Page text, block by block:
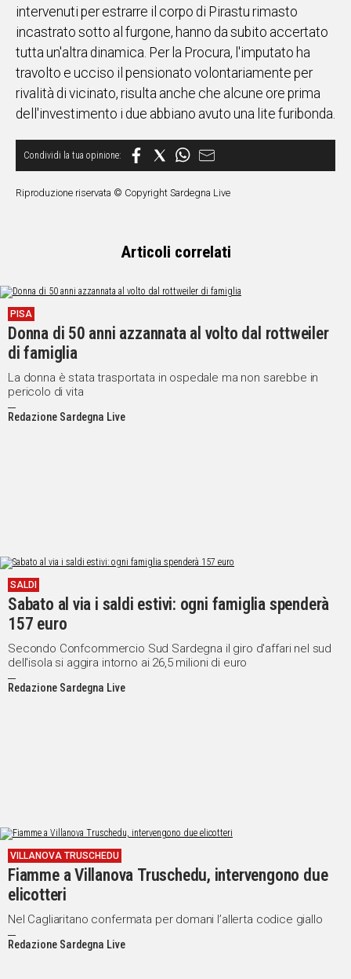
intervenuti per estrarre il corpo di Pirastu rimasto
incastrato sotto al furgone, hanno da subito accertato
tutta un'altra dinamica. Per la Procura, l'imputato ha
travolto e ucciso il pensionato volontariamente per
rivalità di vicinato, risulta anche che alcune ore prima
dell'investimento i due abbiano avuto una lite furibonda.
Riproduzione riservata © Copyright Sardegna Live
Articoli correlati
PISA
Donna di 50 anni azzannata al volto dal rottweiler
di famiglia
La donna è stata trasportata in ospedale ma non sarebbe in
pericolo di vita
Redazione Sardegna Live
SALDI
Sabato al via i saldi estivi: ogni famiglia spenderà
157 euro
Secondo Confcommercio Sud Sardegna il giro d'affari nel sud
dell'isola si aggira intorno ai 26,5 milioni di euro
Redazione Sardegna Live
VILLANOVA TRUSCHEDU
Fiamme a Villanova Truschedu, intervengono due
elicotteri
Nel Cagliaritano confermata per domani l’allerta codice giallo
Redazione Sardegna Live